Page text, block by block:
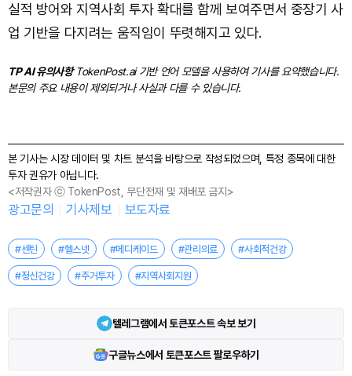
실적 방어와 지역사회 투자 확대를 함께 보여주면서 중장기 사
업 기반을 다지려는 움직임이 뚜렷해지고 있다.
TP AI 유의사항TokenPost.ai 기반 언어 모델을 사용하여 기사를 요약했습니다.
본문의 주요 내용이 제외되거나 사실과 다를 수 있습니다.
본 기사는 시장 데이터 및 차트 분석을 바탕으로 작성되었으며, 특정 종목에 대한
투자 권유가 아닙니다.
<저작권자 ⓒ TokenPost, 무단전재 및 재배포 금지>
광고문의 기사제보 보도자료
#센틴 #헬스넷 #메디케이드 #관리의료 #사회적건강
#정신건강 #주거투자 #지역사회지원
텔레그램에서 토큰포스트 속보 보기
구글뉴스에서 토큰포스트 팔로우하기